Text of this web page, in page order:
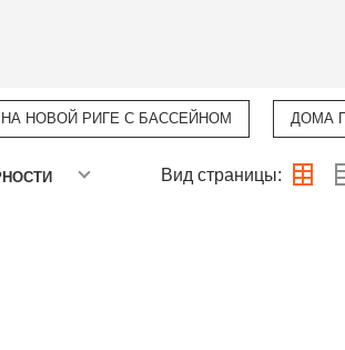
НОВОЙ РИГЕ С БАССЕЙНОМ ДОМА
Вид страницы: